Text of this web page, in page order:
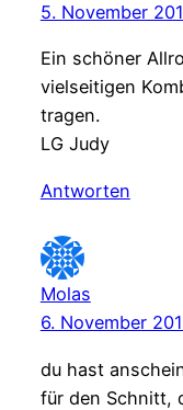
5. November
Ein schöner
vielseitigen
tragen.
LG Judy
Antworten
Molas
6. November
du hast
für den Schnitt,